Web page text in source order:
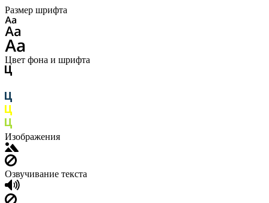
Размер шрифта
Цвет фона и шрифта
Изображения
Озвучивание текста